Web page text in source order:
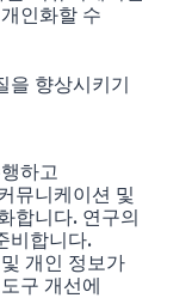
인화할 수
을 향상시키기
하고
뮤니케이션 및
합니다. 연구의
비합니다.
개인 정보가
구 개선에